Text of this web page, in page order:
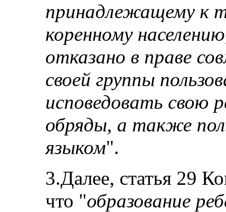
принадлежащему к
коренному
отказано в праве
своей группы
исповедовать свою
обряды, а также
языком".
3.Далее, статья 29
что "образование